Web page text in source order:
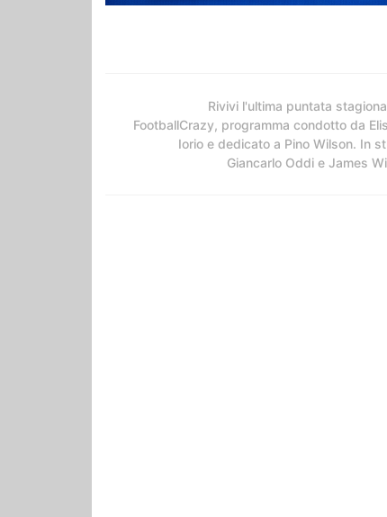
Rivivi l'ultima puntata
FootballCrazy, programma condotto da
Iorio e dedicato a Pino Wilson. In
Giancarlo Oddi e James